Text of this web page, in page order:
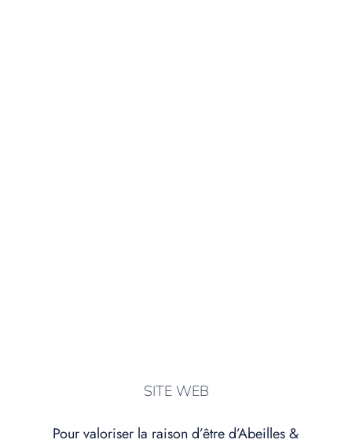
SITE WEB
Pour valoriser la raison d’être d’Abeilles &